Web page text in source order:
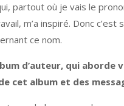
partout où je vais le
m’a inspiré. Donc
ce nom.
d’auteur, qui aborde
cet album et des